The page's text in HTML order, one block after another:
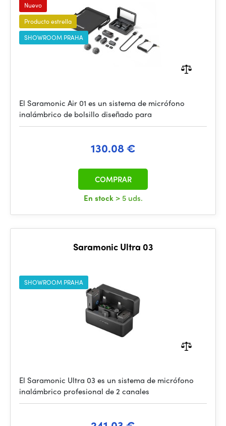
Nuevo
Producto estrella
SHOWROOM PRAHA
El Saramonic Air 01 es un sistema de micrófono
inalámbrico de bolsillo diseñado para
130.08 €
En stock > 5 uds.
COMPRAR
Saramonic Ultra 03
SHOWROOM PRAHA
El Saramonic Ultra 03 es un sistema de micrófono
inalámbrico profesional de 2 canales